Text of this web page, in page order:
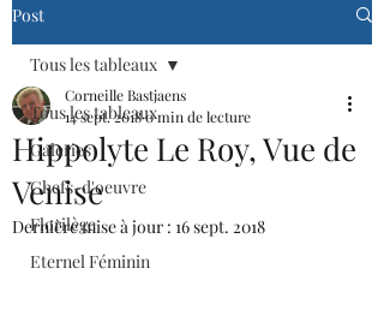
Post
Tous les tableaux
Galeries
Chefs-d'oeuvre
Florilège
Eternel Féminin
Tous les tableaux
Hippolyte Le Roy, Vue de
Venise
Corneille Bastjaens
14 sept. 20180 min de lecture
Dernière mise à jour : 16 sept. 2018